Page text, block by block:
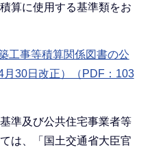
算に使用する基準類をお
事等積算関係図書の公
30日改正）（PDF：103
準及び公共住宅事業者等
は、「国土交通省大臣官